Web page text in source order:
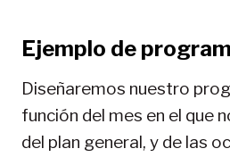
Ejemplo de
Diseñaremos nuestro
función del mes en el que
del plan general, y de las